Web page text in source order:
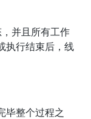
并且所有工作
执行结束后，线
毕整个过程之